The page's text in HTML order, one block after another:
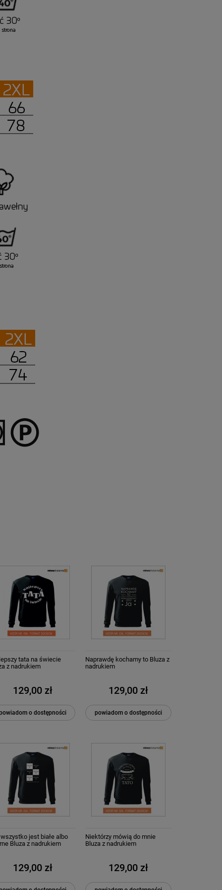
tata na świecie
z nadrukiem
129,00 zł
o dostępności
Naprawdę kochamy to Bluza z
nadrukiem
129,00 zł
powiadom o dostępności
jest białe albo
Bluza z nadrukiem
129,00 zł
Niektórzy mówią do mnie
Bluza z nadrukiem
129,00 zł